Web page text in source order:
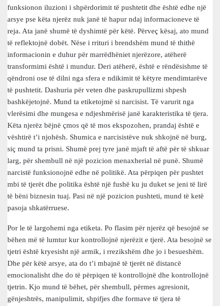
funksionon iluzioni i shpërdorimit të pushtetit dhe është edhe një
arsye pse këta njerëz nuk janë të hapur ndaj informacioneve të
reja. Ata janë shumë të dyshimtë për këtë. Përveç kësaj, ato mund
të reflektojnë dobët. Nëse i rrituri i brendshëm mund të thithë
informacionin e duhur për marrëdhëniet njerëzore, atëherë
transformimi është i mundur. Deri atëherë, është e rëndësishme të
qëndroni ose të dilni nga sfera e ndikimit të këtyre mendimtarëve
të pushtetit. Dashuria për veten dhe paskrupullizmi shpesh
bashkëjetojnë. Mund ta etiketojmë si narcisist. Të varurit nga
vlerësimi dhe mungesa e ndjeshmërisë janë karakteristika të tjera.
Këta njerëz bëjnë çmos që të mos ekspozohen, prandaj është e
vështirë t’i njohësh. Shumica e narcisistëve nuk shkojnë në burg,
siç mund ta prisni. Shumë prej tyre janë mjaft të aftë për të shkuar
larg, për shembull në një pozicion menaxherial në punë. Shumë
narcistë funksionojnë edhe në politikë. Ata përpiqen për pushtet
mbi të tjerët dhe politika është një fushë ku ju duket se jeni të lirë
të bëni biznesin tuaj. Pasi në një pozicion pushteti, mund të ketë
pasoja shkatërruese.
Por le të largohemi nga etiketa. Po flasim për njerëz që besojnë se
bëhen më të lumtur kur kontrollojnë njerëzit e tjerë. Ata besojnë se
tjetri është kryesisht një armik, i rrezikshëm dhe jo i besueshëm.
Dhe për këtë arsye, ata do t’i mbajnë të tjerët në distancë
emocionalisht dhe do të përpiqen të kontrollojnë dhe kontrollojnë
tjetrin. Kjo mund të bëhet, për shembull, përmes agresionit,
gënjeshtrës, manipulimit, shpifjes dhe formave të tjera të